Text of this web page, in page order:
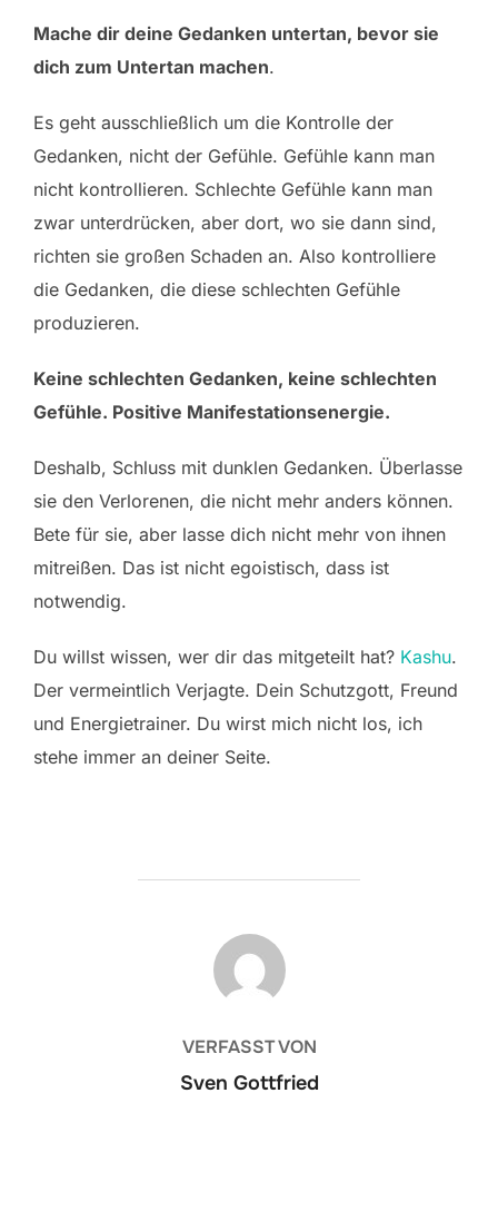
Mache dir deine Gedanken untertan, bevor sie
dich zum Untertan machen.
Es geht ausschließlich um die Kontrolle der
Gedanken, nicht der Gefühle. Gefühle kann man
nicht kontrollieren. Schlechte Gefühle kann man
zwar unterdrücken, aber dort, wo sie dann sind,
richten sie großen Schaden an. Also kontrolliere
die Gedanken, die diese schlechten Gefühle
produzieren.
Keine schlechten Gedanken, keine schlechten
Gefühle. Positive Manifestationsenergie.
Deshalb, Schluss mit dunklen Gedanken. Überlasse
sie den Verlorenen, die nicht mehr anders können.
Bete für sie, aber lasse dich nicht mehr von ihnen
mitreißen. Das ist nicht egoistisch, dass ist
notwendig.
Du willst wissen, wer dir das mitgeteilt hat? Kashu.
Der vermeintlich Verjagte. Dein Schutzgott, Freund
und Energietrainer. Du wirst mich nicht los, ich
stehe immer an deiner Seite.
BEITRAGSAUTOR
VERFASST VON
Sven Gottfried